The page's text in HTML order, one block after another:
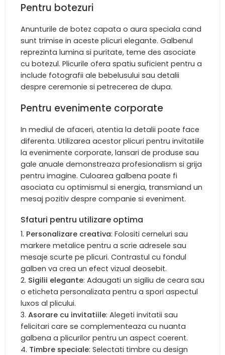
Pentru botezuri
Anunturile de botez capata o aura speciala cand
sunt trimise in aceste plicuri elegante. Galbenul
reprezinta lumina si puritate, teme des asociate
cu botezul. Plicurile ofera spatiu suficient pentru a
include fotografii ale bebelusului sau detalii
despre ceremonie si petrecerea de dupa.
Pentru evenimente corporate
In mediul de afaceri, atentia la detalii poate face
diferenta. Utilizarea acestor plicuri pentru invitatiile
la evenimente corporate, lansari de produse sau
gale anuale demonstreaza profesionalism si grija
pentru imagine. Culoarea galbena poate fi
asociata cu optimismul si energia, transmiand un
mesaj pozitiv despre companie si eveniment.
Sfaturi pentru utilizare optima
Personalizare creativa: Folositi cerneluri sau
markere metalice pentru a scrie adresele sau
mesaje scurte pe plicuri. Contrastul cu fondul
galben va crea un efect vizual deosebit.
Sigilii elegante: Adaugati un sigiliu de ceara sau
o eticheta personalizata pentru a spori aspectul
luxos al plicului.
Asorare cu invitatiile: Alegeti invitatii sau
felicitari care se complementeaza cu nuanta
galbena a plicurilor pentru un aspect coerent.
Timbre speciale: Selectati timbre cu design